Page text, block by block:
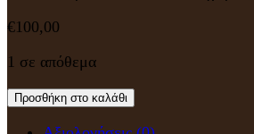
€100,00
1 σε απόθεμα
Προσθήκη στο καλάθι